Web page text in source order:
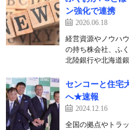
ン強化で連携
2026.06.18
経営資源やノウハ
の持ち株会社、ふ
北陸銀行や北海道
センコーと住宅
へ★速報
2024.12.16
全国の拠点やトラ